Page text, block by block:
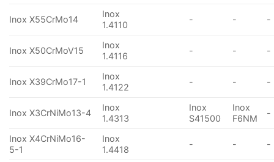
Inox X55CrMo14
Inox
1.4110
- - -
Inox X50CrMoV15
Inox
1.4116
- - -
Inox X39CrMo17-1
Inox
1.4122
- - -
Inox X3CrNiMo13-4
Inox
1.4313
Inox
S41500
Inox
F6NM
-
Inox X4CrNiMo16-
5-1
Inox
1.4418
- - -